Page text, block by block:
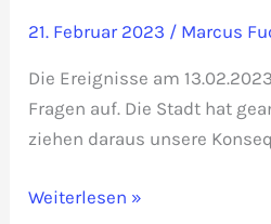
21. Februar 2023 / Marcus
Die Ereignisse am
Fragen auf. Die Stadt hat
ziehen daraus unsere
Antwort
Weiterlesen »